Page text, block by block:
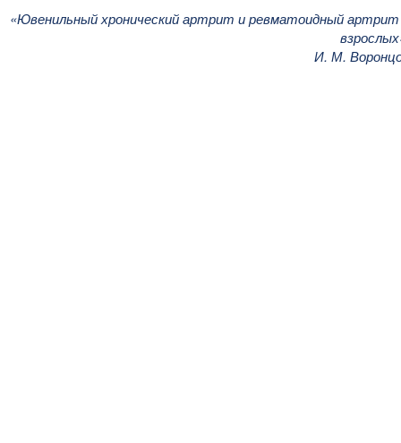
«Ювенильный хронический артрит и ревматоидный
И. М.